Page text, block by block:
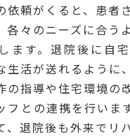
依頼がくると、患者
各々のニーズに合う
ます。退院後に自
生活が送れるように
の指導や住宅環境の
フとの連携を行いま
、退院後も外来でリ